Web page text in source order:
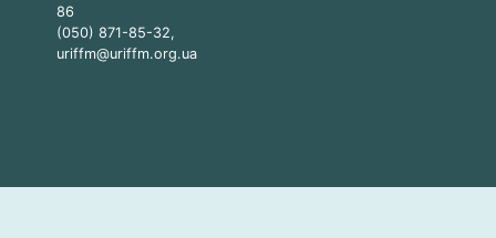
86
(050) 871-85-32,
uriffm@uriffm.org.ua